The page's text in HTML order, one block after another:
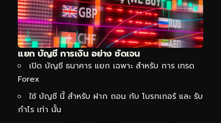
แยก บัญชี การเงิน อย่าง ชัดเจน
เปิด บัญชี ธนาคาร แยก เฉพาะ สำหรับ การ เทรด
Forex
ใช้ บัญชี นี้ สำหรับ ฝาก ถอน กับ โบรกเกอร์ และ รับ
กำไร เท่า นั้น